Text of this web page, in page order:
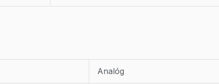
Analóg